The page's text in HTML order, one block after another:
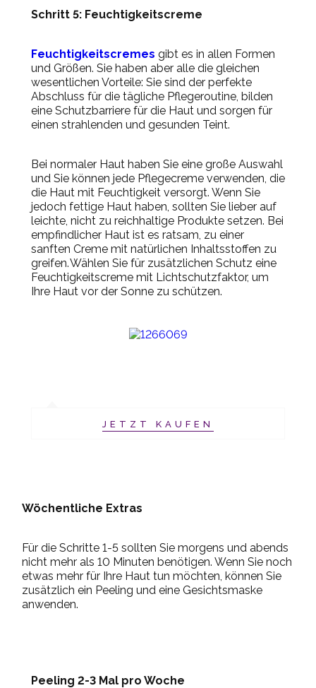
Schritt 5: Feuchtigkeitscreme
Feuchtigkeitscremes gibt es in allen Formen
und Größen. Sie haben aber alle die gleichen
wesentlichen Vorteile: Sie sind der perfekte
Abschluss für die tägliche Pflegeroutine, bilden
eine Schutzbarriere für die Haut und sorgen für
einen strahlenden und gesunden Teint.
Bei normaler Haut haben Sie eine große Auswahl
und Sie können jede Pflegecreme verwenden, die
die Haut mit Feuchtigkeit versorgt. Wenn Sie
jedoch fettige Haut haben, sollten Sie lieber auf
leichte, nicht zu reichhaltige Produkte setzen. Bei
empfindlicher Haut ist es ratsam, zu einer
sanften Creme mit natürlichen Inhaltsstoffen zu
greifen. Wählen Sie für zusätzlichen Schutz eine
Feuchtigkeitscreme mit Lichtschutzfaktor, um
Ihre Haut vor der Sonne zu schützen.
JETZT KAUFEN
Wöchentliche Extras
Für die Schritte 1-5 sollten Sie morgens und abends
nicht mehr als 10 Minuten benötigen. Wenn Sie noch
etwas mehr für Ihre Haut tun möchten, können Sie
zusätzlich ein Peeling und eine Gesichtsmaske
anwenden.
Peeling 2-3 Mal pro Woche